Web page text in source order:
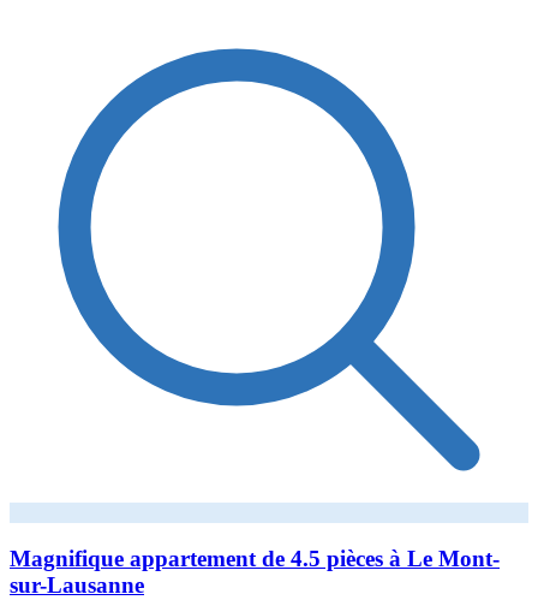
Magnifique appartement de 4.5 pièces à Le Mont-
sur-Lausanne